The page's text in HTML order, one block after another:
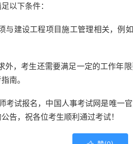
以下条件：
与建设工程项目施工管理相关，例
外，考生还需要满足一定的工作年
南。
考试报名，中国人事考试网是唯一
告，祝各位考生顺利通过考试！